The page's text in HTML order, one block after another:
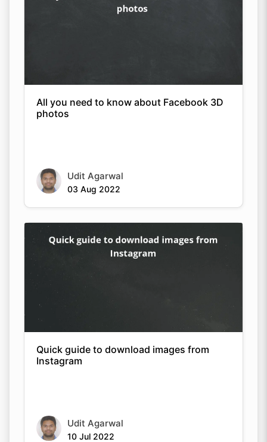
All you need to know about Facebook 3D
photos
Udit Agarwal
03 Aug 2022
Quick guide to download images from
Instagram
Udit Agarwal
10 Jul 2022